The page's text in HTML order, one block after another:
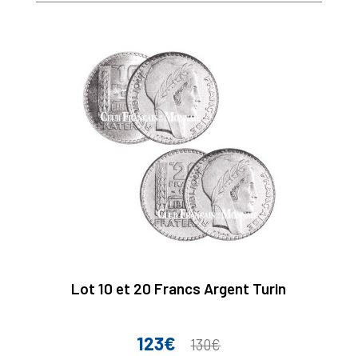
Lot 10 et 20 Francs Argent Turin
Prix
123€
Prix
130€